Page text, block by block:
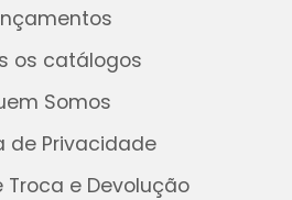
os catálogos
Somos
de Privacidade
Troca e Devolução